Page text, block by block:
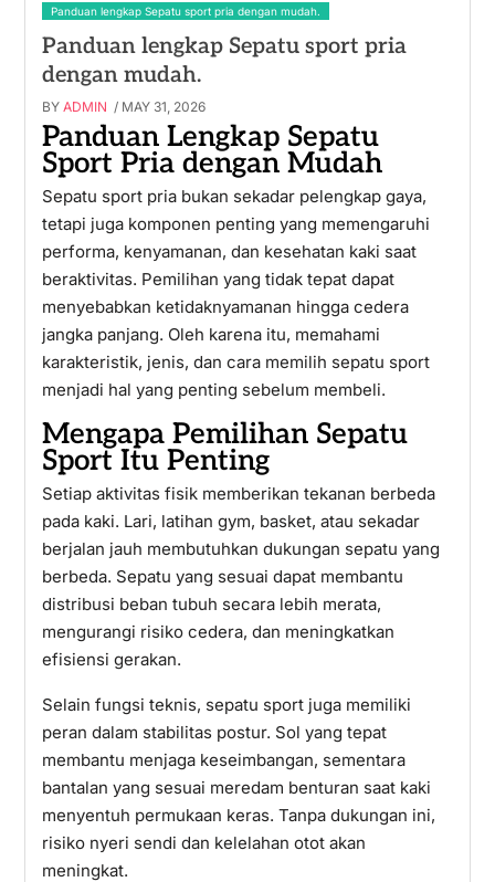
Panduan lengkap Sepatu sport pria dengan mudah.
Panduan lengkap Sepatu sport pria
dengan mudah.
BY ADMIN / MAY 31, 2026
Panduan Lengkap Sepatu
Sport Pria dengan Mudah
Sepatu sport pria bukan sekadar pelengkap gaya,
tetapi juga komponen penting yang memengaruhi
performa, kenyamanan, dan kesehatan kaki saat
beraktivitas. Pemilihan yang tidak tepat dapat
menyebabkan ketidaknyamanan hingga cedera
jangka panjang. Oleh karena itu, memahami
karakteristik, jenis, dan cara memilih sepatu sport
menjadi hal yang penting sebelum membeli.
Mengapa Pemilihan Sepatu
Sport Itu Penting
Setiap aktivitas fisik memberikan tekanan berbeda
pada kaki. Lari, latihan gym, basket, atau sekadar
berjalan jauh membutuhkan dukungan sepatu yang
berbeda. Sepatu yang sesuai dapat membantu
distribusi beban tubuh secara lebih merata,
mengurangi risiko cedera, dan meningkatkan
efisiensi gerakan.
Selain fungsi teknis, sepatu sport juga memiliki
peran dalam stabilitas postur. Sol yang tepat
membantu menjaga keseimbangan, sementara
bantalan yang sesuai meredam benturan saat kaki
menyentuh permukaan keras. Tanpa dukungan ini,
risiko nyeri sendi dan kelelahan otot akan
meningkat.